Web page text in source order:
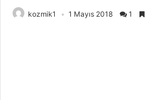
kozmik1 1 Mayıs 2018 1